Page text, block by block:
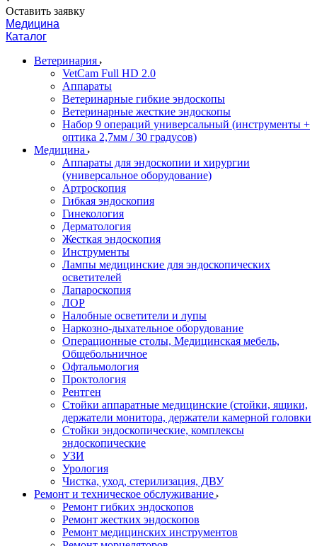
Оставить заявку
Медицина
Каталог
Ветеринария
VetCam Full HD 2.0
Аппараты
Ветеринарные гибкие эндоскопы
Ветеринарные жесткие эндоскопы
Набор 9 операций универсальный (инструменты +
оптика 2,7мм / 30 градусов)
Медицина
Аппараты для эндоскопии и хирургии
(универсальное оборудование)
Артроскопия
Гибкая эндоскопия
Гинекология
Дерматология
Жесткая эндоскопия
Инструменты
Лампы медицинские для эндоскопических
осветителей
Лапароскопия
ЛОР
Налобные осветители и лупы
Наркозно-дыхательное оборудование
Операционные столы, Медицинская мебель,
Общебольничное
Офтальмология
Проктология
Рентген
Стойки аппаратные медицинские (стойки, ящики,
держатели монитора, держатели камерной головки
Стойки эндоскопические, комплексы
эндоскопические
УЗИ
Урология
Чистка, уход, стерилизация, ДВУ
Ремонт и техническое обслуживание
Ремонт гибких эндоскопов
Ремонт жестких эндоскопов
Ремонт медицинских инструментов